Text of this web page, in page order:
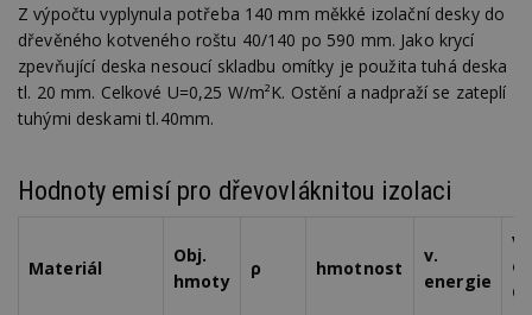
Z výpočtu vyplynula potřeba 140 mm měkké izolační desky do
dřevěného kotveného roštu 40/140 po 590 mm. Jako krycí
zpevňující deska nesoucí skladbu omítky je použita tuhá deska
tl. 20 mm. Celkové U=0,25 W/m²K. Ostění a nadpraží se zateplí
tuhými deskami tl.40mm.
Hodnoty emisí pro dřevovláknitou izolaci
Materiál
Obj.
hmoty
ρ hmotnost
v.
energie
v.